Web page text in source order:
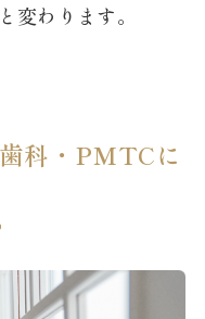
変わります。
科・PMTCに